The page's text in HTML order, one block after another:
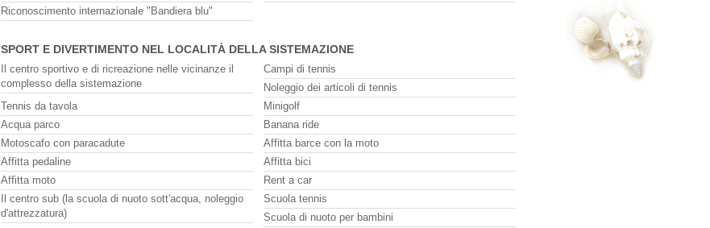
Riconoscimento internazionale "Bandiera blu"
SPORT E DIVERTIMENTO NEL LOCALITÀ DELLA SISTEMAZIONE
Il centro sportivo e di ricreazione nelle vicinanze il
complesso della sistemazione
Campi di tennis
Noleggio dei articoli di tennis
Tennis da tavola
Minigolf
Acqua parco
Banana ride
Motoscafo con paracadute
Affitta barce con la moto
Affitta pedaline
Affitta bici
Affitta moto
Rent a car
Il centro sub (la scuola di nuoto sott'acqua, noleggio
d'attrezzatura)
Scuola tennis
Scuola di nuoto per bambini